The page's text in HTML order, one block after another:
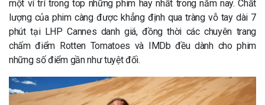
một ví trí trong top những phim hay nhất trong năm nay. Chất
lượng của phim càng được khẳng định qua tràng vỗ tay dài 7
phút tại LHP Cannes danh giá, đồng thời các chuyên trang
chấm điểm Rotten Tomatoes và IMDb đều dành cho phim
những số điểm gần như tuyệt đối.